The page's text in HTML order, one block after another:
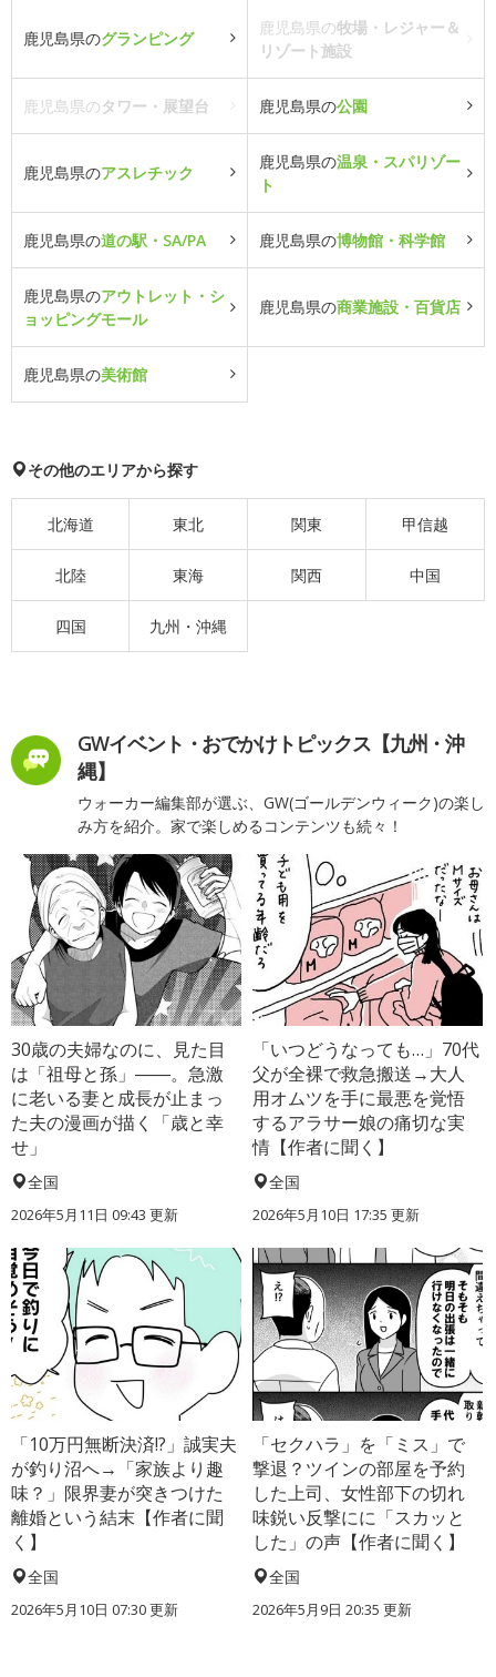
鹿児島県のグランピング
鹿児島県の牧場・レジャー＆
リゾート施設
鹿児島県のタワー・展望台 鹿児島県の公園
鹿児島県のアスレチック
鹿児島県の温泉・スパリゾー
ト
鹿児島県の道の駅・SA/PA 鹿児島県の博物館・科学館
鹿児島県のアウトレット・シ
ョッピングモール
鹿児島県の商業施設・百貨店
鹿児島県の美術館
その他のエリアから探す
北海道 東北 関東 甲信越
北陸 東海 関西 中国
四国 九州・沖縄
GWイベント・おでかけトピックス【九州・沖
縄】
ウォーカー編集部が選ぶ、GW(ゴールデンウィーク)の楽し
み方を紹介。家で楽しめるコンテンツも続々！
30歳の夫婦なのに、見た目
は「祖母と孫」――。急激
に老いる妻と成長が止まっ
た夫の漫画が描く「歳と幸
せ」
全国
2026年5月11日 09:43 更新
「いつどうなっても…」70代
父が全裸で救急搬送→大人
用オムツを手に最悪を覚悟
するアラサー娘の痛切な実
情【作者に聞く】
全国
2026年5月10日 17:35 更新
「10万円無断決済!?」誠実夫
が釣り沼へ→「家族より趣
味？」限界妻が突きつけた
離婚という結末【作者に聞
く】
全国
2026年5月10日 07:30 更新
「セクハラ」を「ミス」で
撃退？ツインの部屋を予約
した上司、女性部下の切れ
味鋭い反撃にに「スカッと
した」の声【作者に聞く】
全国
2026年5月9日 20:35 更新